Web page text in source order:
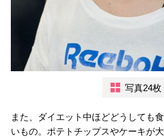
写真24枚
また、ダイエット中ほどどうしても
いもの。ポテトチップスやケーキが